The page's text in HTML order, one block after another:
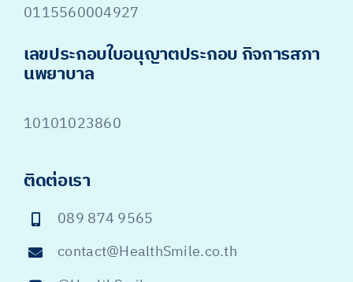
0115560004927
เลขประกอบใบอนุญาตประกอบ กิจการสภา
นพยาบาล
10101023860
ติดต่อเรา
089 874 9565
contact@HealthSmile.co.th